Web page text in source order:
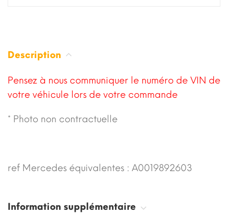
Description
Pensez à nous communiquer le numéro de VIN de
votre véhicule lors de votre commande
* Photo non contractuelle
ref Mercedes équivalentes : A0019892603
Information supplémentaire